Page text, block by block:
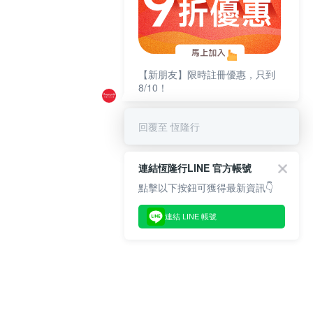
【新朋友】限時註冊優惠，只到
8/10！
回覆至 恆隆行
連結恆隆行LINE 官方帳號
點擊以下按鈕可獲得最新資訊👇
連結 LINE 帳號